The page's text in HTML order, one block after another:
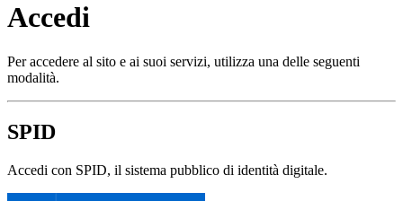
Accedi
Per accedere al sito e ai suoi servizi, utilizza una delle seguenti
modalità.
SPID
Accedi con SPID, il sistema pubblico di identità digitale.